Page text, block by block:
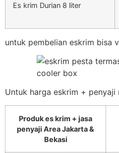
Es krim Durian 8 liter
untuk pembelian eskrim bisa
Untuk harga eskrim +
Produk es krim + jasa
penyaji Area Jakarta &
Bekasi